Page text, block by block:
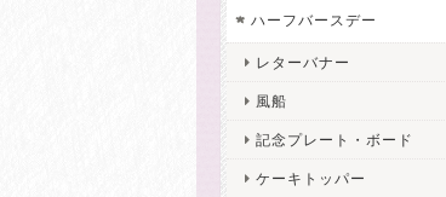
ハーフバースデー
レターバナー
風船
記念プレート・ボード
ケーキトッパー